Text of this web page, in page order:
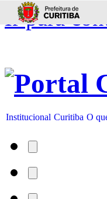
Ir para
Institucional Curitiba O